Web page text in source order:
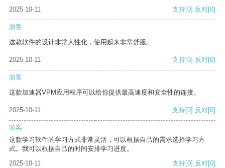
2025-10-11 支持[0] 反对[0]
游客
这款软件的设计非常人性化，使用起来非常舒服。
2025-10-11 支持[0] 反对[0]
游客
这款加速器VPM应用程序可以给你提供最高速度和安全性的连接。
2025-10-11 支持[0] 反对[0]
游客
这款学习软件的学习方式非常灵活，可以根据自己的需求选择学习方
式。我可以根据自己的时间安排学习进度。
2025-10-11
支持[0] 反对[0]